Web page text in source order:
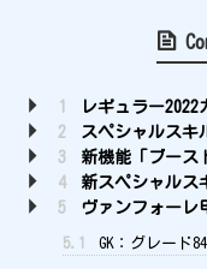
1
レギュラー2022
2
スペシャルスキ
3
新機能「ブース
4
新スペシャルス
5
ヴァンフォーレ
5.1 GK：グレード